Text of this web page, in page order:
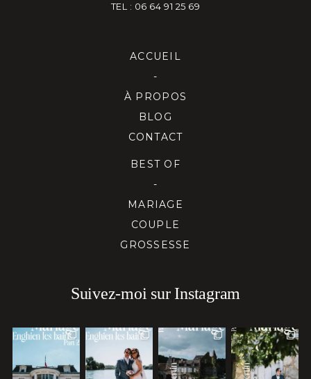
TEL : 06 64 91 25 69
ACCUEIL
-
À PROPOS
BLOG
CONTACT
BEST OF
-
MARIAGE
COUPLE
GROSSESSE
Suivez-moi sur Instagram